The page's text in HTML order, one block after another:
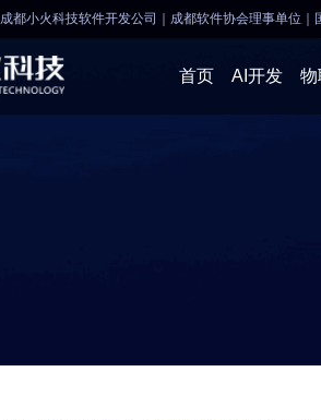
成都小火科技软件开发公司｜成都软件协会理事单位
首页 AI开发 物